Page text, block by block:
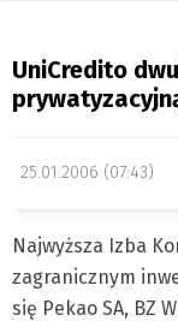
UniCredito
25.01.2006 (07:43)
Najwyższa Izba
zagranicznym
się Pekao SA, BZ